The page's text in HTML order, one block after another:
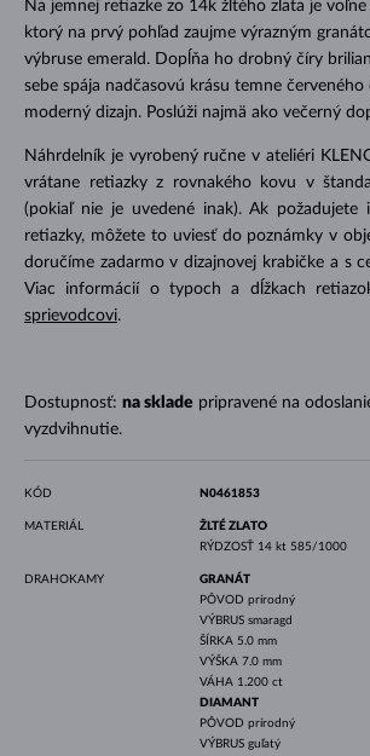
Na jemnej retiazke zo 14k žltého zlata je voľne
ktorý na prvý pohľad zaujme výrazným
výbruse emerald. Dopĺňa ho drobný číry
sebe spája nadčasovú krásu temne
moderný dizajn. Poslúži najmä ako večerný
Náhrdelník je vyrobený ručne v ateliéri
vrátane retiazky z rovnakého kovu v
(pokiaľ nie je uvedené inak). Ak
retiazky, môžete to uviesť do poznámky v
doručíme zadarmo v dizajnovej krabičke a s
Viac informácií o typoch a dĺžkach
sprievodcovi.
Dostupnosť: na sklade pripravené na
vyzdvihnutie.
KÓD N0461853
MATERIÁL
ŽLTÉ ZLATO
RÝDZOSŤ 14 kt 585/1000
DRAHOKAMY
GRANÁT
PÔVOD prírodný
VÝBRUS smaragd
ŠÍRKA 5.0 mm
VÝŠKA 7.0 mm
VÁHA 1.200 ct
DIAMANT
PÔVOD prírodný
VÝBRUS guľatý